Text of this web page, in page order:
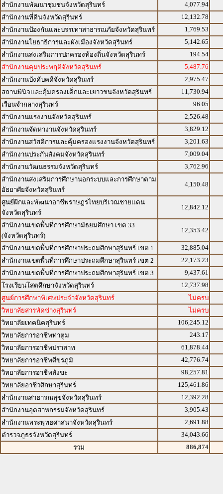
สำนักงานพัฒนาชุมชนจังหวัดสุรินทร์
4,077.94
สำนักงานที่ดินจังหวัดสุรินทร์
12,132.78
สำนักงานป้องกันและบรรเทาสาธารณภัยจังหวัดสุรินทร์
1,769.53
สำนักงานโยธาธิการและผังเมืองจังหวัดสุรินทร์
5,142.65
สำนักงานส่งเสริมการปกครองท้องถิ่นจังหวัดสุรินทร์
194.54
สำนักงานคุมประพฤติจังหวัดสุรินทร์
5,487.76
สำนักงานบังคับคดีจังหวัดสุรินทร์
2,975.47
สถานพินิจและคุ้มครองเด็กและเยาวชนจังหวัดสุรินทร์
11,730.94
เรือนจำกลางสุรินทร์
96.05
สำนักงานแรงงานจังหวัดสุรินทร์
2,526.48
สำนักงานจัดหางานจังหวัดสุรินทร์
3,829.12
สำนักงานสวัสดิการและคุ้มครองแรงงานจังหวัดสุรินทร์
3,201.63
สำนักงานประกันสังคมจังหวัดสุรินทร์
7,009.04
สำนักงานวัฒนธรรมจังหวัดสุรินทร์
3,762.96
สำนักงานส่งเสริมการศึกษานอกระบบและการศึกษาตาม
อัธยาศัยจังหวัดสุรินทร์
4,150.48
ศูนย์ฝึกและพัฒนาอาชีพราษฎรไทยบริเวณชายแดน
จังหวัดสุรินทร์
12,842.12
สำนักงานเขตพื้นที่การศึกษามัธยมศึกษา เขต 33
(จังหวัดสุรินทร์)
12,353.42
สำนักงานเขตพื้นที่การศึกษาประถมศึกษาสุรินทร์ เขต 1
32,885.04
สำนักงานเขตพื้นที่การศึกษาประถมศึกษาสุรินทร์ เขต 2
22,173.23
สำนักงานเขตพื้นที่การศึกษาประถมศึกษาสุรินทร์ เขต 3
9,437.61
โรงเรียนโสตศึกษาจังหวัดสุรินทร์
12,737.98
ศูนย์การศึกษาพิเศษประจำจังหวัดสุรินทร์
ไม่ครบ
วิทยาลัยสารพัดช่างสุรินทร์
ไม่ครบ
วิทยาลัยเทคนิคสุรินทร์
106,245.12
วิทยาลัยการอาชีพท่าตูม
243.17
วิทยาลัยการอาชีพปราสาท
61,878.44
วิทยาลัยการอาชีพศีขรภูมิ
42,776.74
วิทยาลัยการอาชีพสังขะ
98,257.81
วิทยาลัยอาชีวศึกษาสุรินทร์
125,461.86
สำนักงานสาธารณสุขจังหวัดสุรินทร์
12,392.28
สำนักงานอุตสาหกรรมจังหวัดสุรินทร์
3,905.43
สำนักงานพระพุทธศาสนาจังหวัดสุรินทร์
2,691.88
ตำรวจภูธรจังหวัดสุรินทร์
34,043.66
รวม
886,874